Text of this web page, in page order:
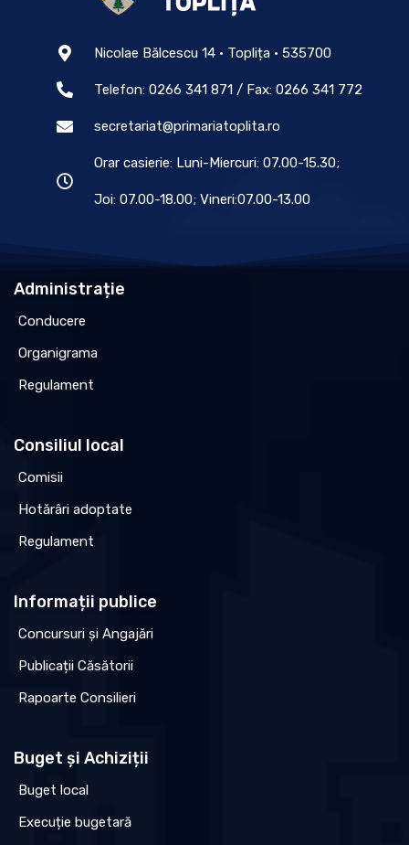
Nicolae Bălcescu 14 • Toplița • 535700
Telefon: 0266 341 871 / Fax: 0266 341 772
secretariat@primariatoplita.ro
Orar casierie: Luni-Miercuri: 07.00-15.30;
Joi: 07.00-18.00; Vineri:07.00-13.00
Administrație
Conducere
Organigrama
Regulament
Consiliul local
Comisii
Hotărâri adoptate
Regulament
Informații publice
Concursuri și Angajări
Publicații Căsătorii
Rapoarte Consilieri
Buget și Achiziții
Buget local
Execuție bugetară